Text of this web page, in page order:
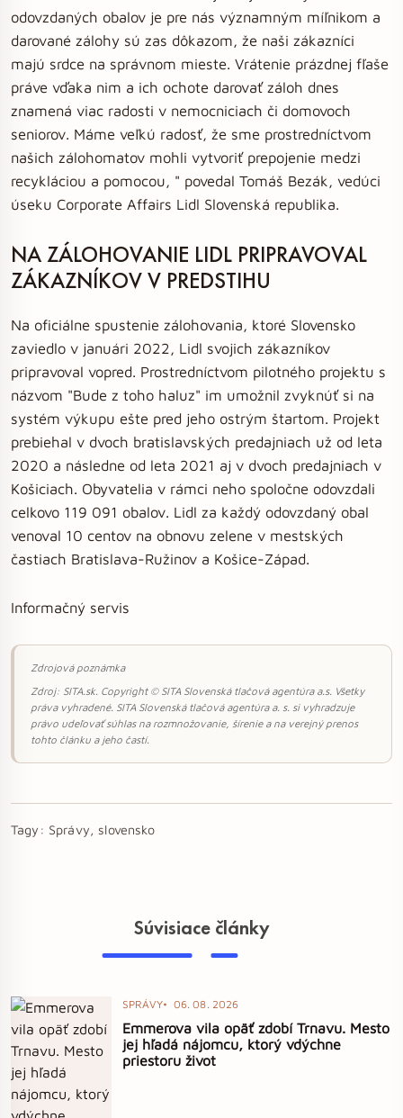
odovzdaných obalov je pre nás významným míľnikom a
darované zálohy sú zas dôkazom, že naši zákazníci
majú srdce na správnom mieste. Vrátenie prázdnej fľaše
práve vďaka nim a ich ochote darovať záloh dnes
znamená viac radosti v nemocniciach či domovoch
seniorov. Máme veľkú radosť, že sme prostredníctvom
našich zálohomatov mohli vytvoriť prepojenie medzi
recykláciou a pomocou, " povedal Tomáš Bezák, vedúci
úseku Corporate Affairs Lidl Slovenská republika.
NA ZÁLOHOVANIE LIDL PRIPRAVOVAL
ZÁKAZNÍKOV V PREDSTIHU
Na oficiálne spustenie zálohovania, ktoré Slovensko
zaviedlo v januári 2022, Lidl svojich zákazníkov
pripravoval vopred. Prostredníctvom pilotného projektu s
názvom "Bude z toho haluz" im umožnil zvyknúť si na
systém výkupu ešte pred jeho ostrým štartom. Projekt
prebiehal v dvoch bratislavských predajniach už od leta
2020 a následne od leta 2021 aj v dvoch predajniach v
Košiciach. Obyvatelia v rámci neho spoločne odovzdali
celkovo 119 091 obalov. Lidl za každý odovzdaný obal
venoval 10 centov na obnovu zelene v mestských
častiach Bratislava-Ružinov a Košice-Západ.
Informačný servis
Zdrojová poznámka
Zdroj: SITA.sk. Copyright © SITA Slovenská tlačová agentúra a.s. Všetky
práva vyhradené. SITA Slovenská tlačová agentúra a. s. si vyhradzuje
právo udeľovať súhlas na rozmnožovanie, šírenie a na verejný prenos
tohto článku a jeho častí.
Tagy: Správy, slovensko
Súvisiace články
SPRÁVY 06. 08. 2026
Emmerova vila opäť zdobí Trnavu. Mesto
jej hľadá nájomcu, ktorý vdýchne
priestoru život